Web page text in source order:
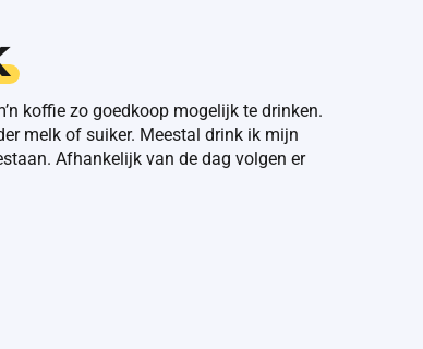
koffie zo goedkoop mogelijk te drinken.
melk of suiker. Meestal drink ik mijn
Afhankelijk van de dag volgen er